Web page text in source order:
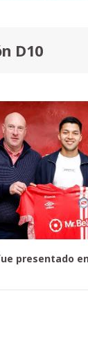
D10
presentado